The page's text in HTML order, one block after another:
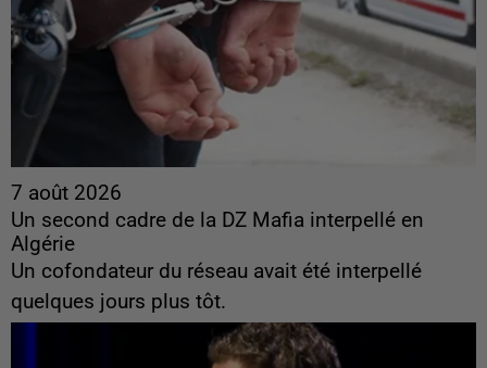
7 août 2026
Un second cadre de la DZ Mafia interpellé en
Algérie
Un cofondateur du réseau avait été interpellé
quelques jours plus tôt.